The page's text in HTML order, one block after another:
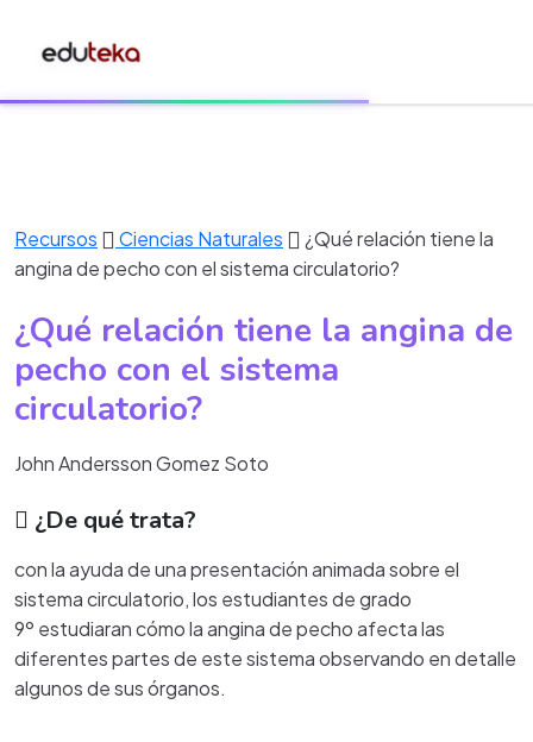
Recursos Ciencias Naturales
¿Qué relación tiene la
angina de pecho con el sistema circulatorio?
¿Qué relación tiene la angina de
pecho con el sistema
circulatorio?
John Andersson Gomez Soto
¿De qué trata?
con la ayuda de una presentación animada sobre el
sistema circulatorio, los estudiantes de grado
9º estudiaran cómo la angina de pecho afecta las
diferentes partes de este sistema observando en detalle
algunos de sus órganos.